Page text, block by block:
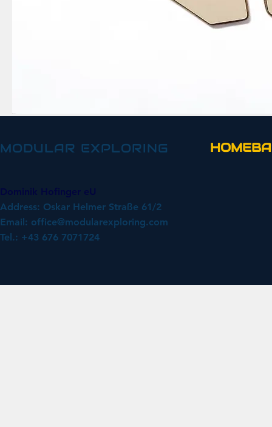
MODULAR EXPLORING
Address: Oskar Helmer Straße 61/2
Email: office@modularexploring.com
Tel.: +43 676 7071724